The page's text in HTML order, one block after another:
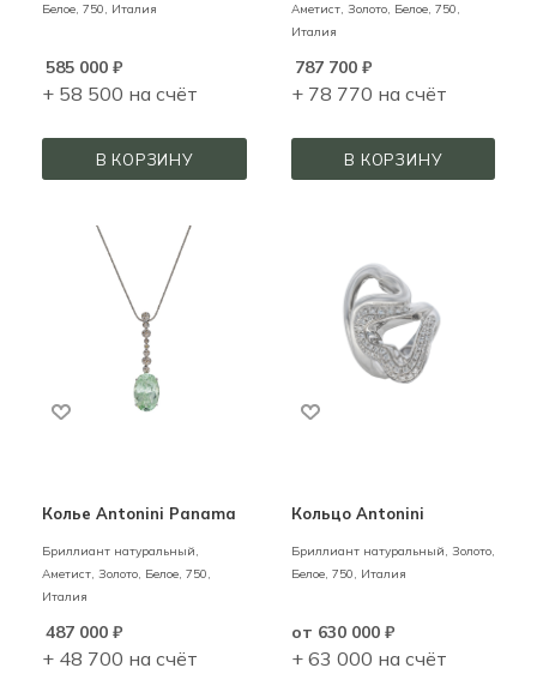
Белое, 750, Италия
585 000 ₽
+ 58 500 на счёт
В КОРЗИНУ
Аметист, Золото, Белое, 750,
Италия
787 700₽
+ 78 770 на счёт
В КОРЗИНУ
Колье Antonini Panama
Бриллиант натуральный,
Аметист, Золото, Белое, 750,
Италия
487 000 ₽
+ 48 700 на счёт
Кольцо Antonini
Бриллиант натуральный, Золото,
Белое, 750, Италия
от 630 000 ₽
+ 63 000 на счёт